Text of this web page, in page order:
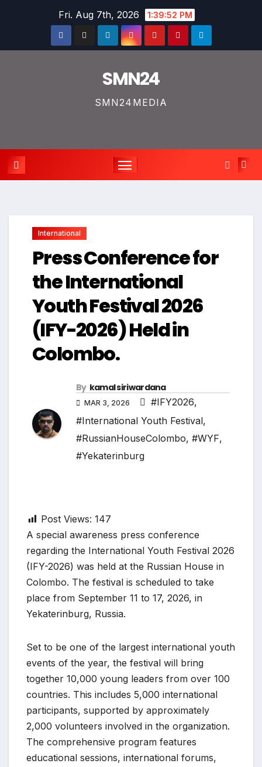
Fri. Aug 7th, 2026 1:39:53 PM
SMN24
SMN24MEDIA
International
Press Conference for
the International
Youth Festival 2026
(IFY-2026) Held in
Colombo.
By kamal siriwardana
MAR 3, 2026 #IFY2026,
#International Youth Festival,
#RussianHouseColombo, #WYF,
#Yekaterinburg
Post Views: 147
A special awareness press conference
regarding the International Youth Festival 2026
(IFY-2026) was held at the Russian House in
Colombo. The festival is scheduled to take
place from September 11 to 17, 2026, in
Yekaterinburg, Russia.
Set to be one of the largest international youth
events of the year, the festival will bring
together 10,000 young leaders from over 100
countries. This includes 5,000 international
participants, supported by approximately
2,000 volunteers involved in the organization.
The comprehensive program features
educational sessions, international forums,